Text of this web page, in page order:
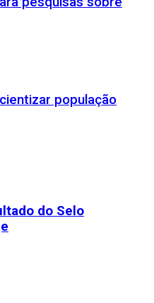
população
do Selo